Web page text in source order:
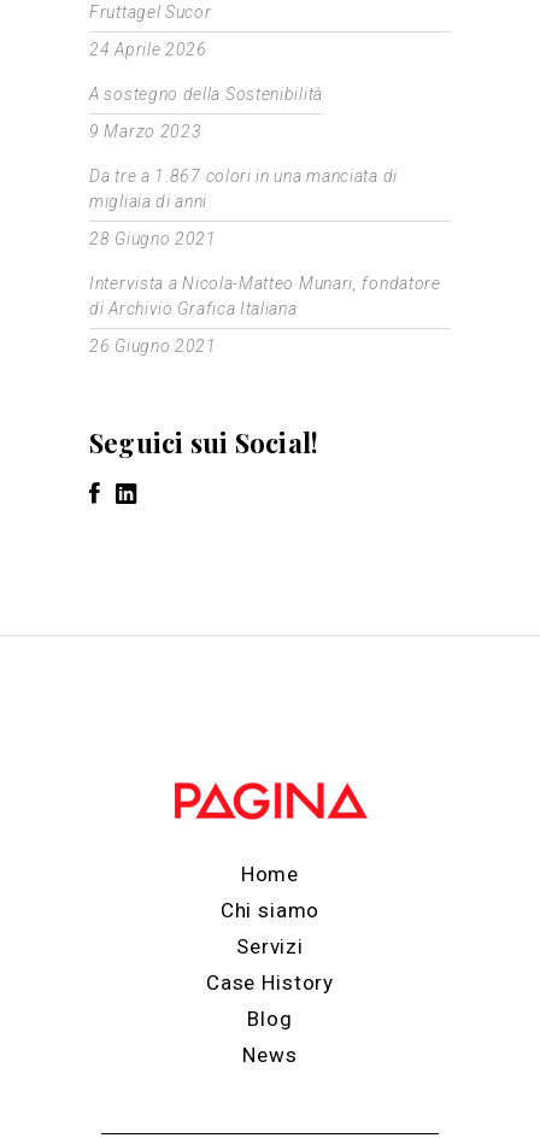
Fruttagel Sucor
24 Aprile 2026
A sostegno della Sostenibilità
9 Marzo 2023
Da tre a 1.867 colori in una manciata di
migliaia di anni
28 Giugno 2021
Intervista a Nicola-Matteo Munari, fondatore
di Archivio Grafica Italiana
26 Giugno 2021
Seguici sui Social!
Home
Chi siamo
Servizi
Case History
Blog
News